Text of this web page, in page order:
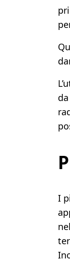
I